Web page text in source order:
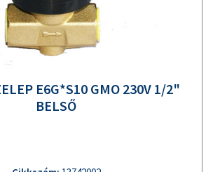
E6G*S10 GMO 230V 1/2"
BELSŐ